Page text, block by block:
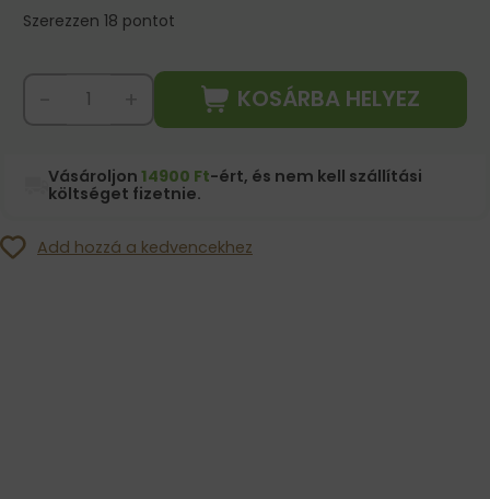
Szerezzen 18 pontot
KOSÁRBA HELYEZ
Vásároljon14900 Ft-ért, és nem kell szállítási
költséget fizetnie.
Add hozzá a kedvencekhez